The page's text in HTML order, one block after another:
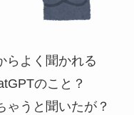
よく聞かれる
のこと？
うと聞いたが？